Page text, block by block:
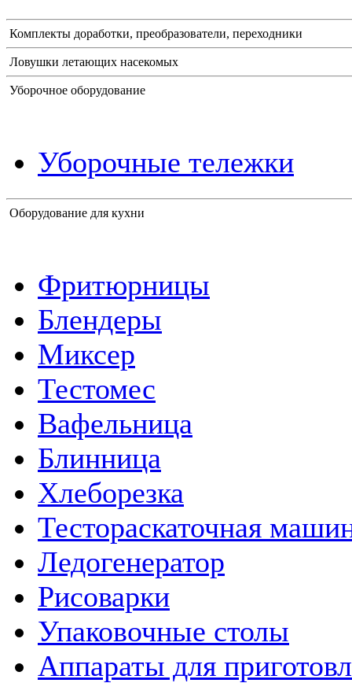
Комплекты доработки, преобразователи, переходники
Ловушки летающих насекомых
Уборочное оборудование
Уборочные тележки
Оборудование для кухни
Фритюрницы
Блендеры
Миксер
Тестомес
Вафельница
Блинница
Хлеборезка
Тестораскаточная
Ледогенератор
Рисоварки
Упаковочные столы
Аппараты для